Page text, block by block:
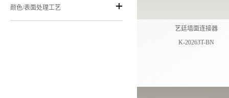
颜色/表面处理工艺
艺廷墙面连接器
K-20263T-BN